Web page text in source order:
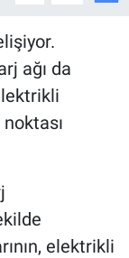
ağı da
elektrikli